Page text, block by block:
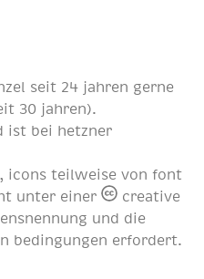
seit 24 jahren gerne
30 jahren).
ist bei hetzner
, icons teilweise von font
unter einer
creative
und die
bedingungen erfordert.